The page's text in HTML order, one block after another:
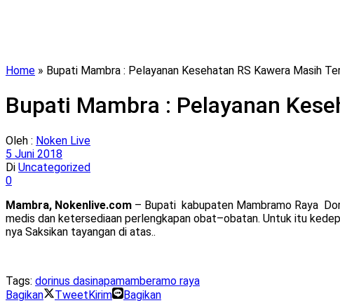
Home » Bupati Mambra : Pelayanan Kesehatan RS Kawera Masih
Bupati Mambra : Pelayanan
Oleh : Noken Live
5 Juni 2018
Di Uncategorized
0
Mambra, Nokenlive.com – Bupati kabupaten Mambramo Raya
medis dan ketersediaan perlengkapan obat–obatan. Untuk itu
nya Saksikan tayangan di atas..
Tags: dorinus dasinapamamberamo raya
Bagikan
TweetKirim Bagikan